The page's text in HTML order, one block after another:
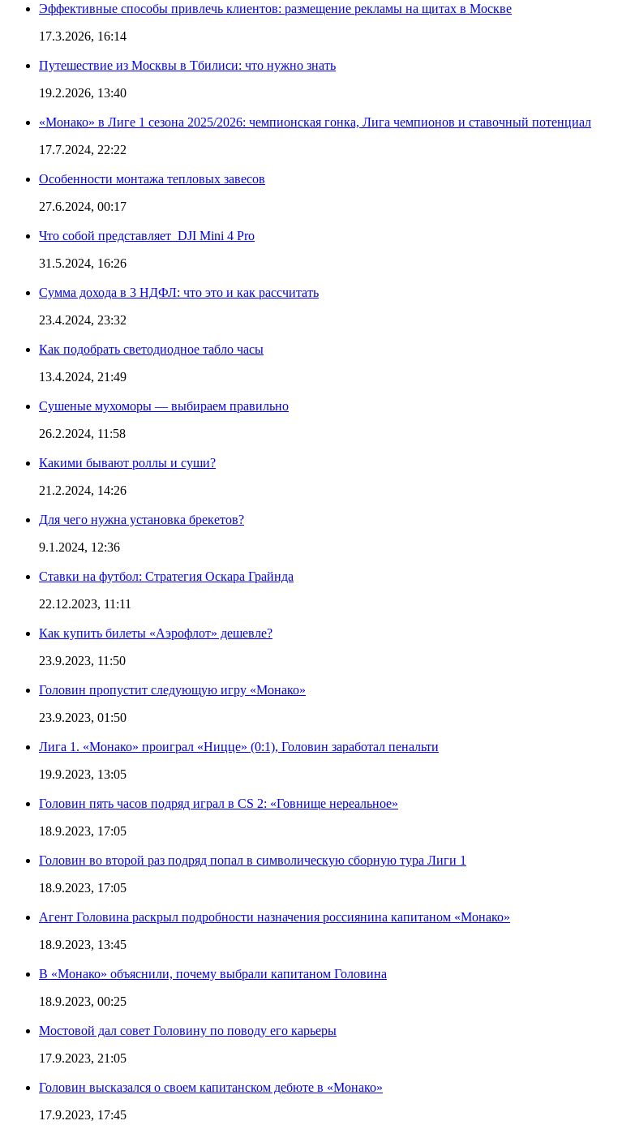
Эффективные способы привлечь клиентов: размещение рекламы на щитах в Москве
17.3.2026, 16:14
Путешествие из Москвы в Тбилиси: что нужно знать
19.2.2026, 13:40
«Монако» в Лиге 1 сезона 2025/2026: чемпионская гонка, Лига чемпионов и ставочный потенциал
17.7.2024, 22:22
Особенности монтажа тепловых завесов
27.6.2024, 00:17
Что собой представляет DJI Mini 4 Pro
31.5.2024, 16:26
Сумма дохода в 3 НДФЛ: что это и как рассчитать
23.4.2024, 23:32
Как подобрать светодиодное табло часы
13.4.2024, 21:49
Сушеные мухоморы — выбираем правильно
26.2.2024, 11:58
Какими бывают роллы и суши?
21.2.2024, 14:26
Для чего нужна установка брекетов?
9.1.2024, 12:36
Ставки на футбол: Стратегия Оскара Грайнда
22.12.2023, 11:11
Как купить билеты «Аэрофлот» дешевле?
23.9.2023, 11:50
Головин пропустит следующую игру «Монако»
23.9.2023, 01:50
Лига 1. «Монако» проиграл «Ницце» (0:1), Головин заработал пенальти
19.9.2023, 13:05
Головин пять часов подряд играл в CS 2: «Говнище нереальное»
18.9.2023, 17:05
Головин во второй раз подряд попал в символическую сборную тура Лиги 1
18.9.2023, 17:05
Агент Головина раскрыл подробности назначения россиянина капитаном «Монако»
18.9.2023, 13:45
В «Монако» объяснили, почему выбрали капитаном Головина
18.9.2023, 00:25
Мостовой дал совет Головину по поводу его карьеры
17.9.2023, 21:05
Головин высказался о своем капитанском дебюте в «Монако»
17.9.2023, 17:45